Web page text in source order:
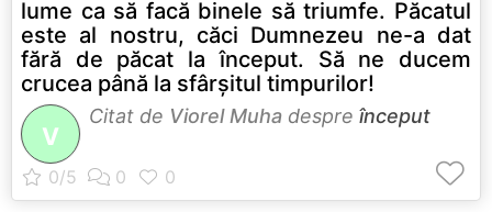
lume ca să facă binele să triumfe. Păcatul
este al nostru, căci Dumnezeu ne-a dat
fără de păcat la început. Să ne ducem
crucea până la sfârşitul timpurilor!
V
Citat de Viorel Muha despre început